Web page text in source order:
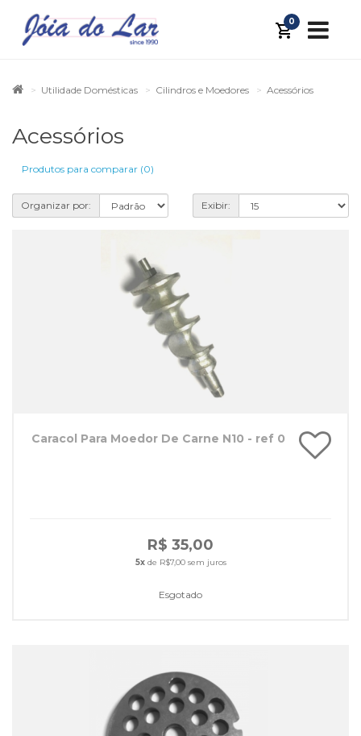
0
Utilidade Domésticas Cilindros e Moedores Acessórios
Acessórios
Produtos para comparar (0)
Organizar por: Exibir:
Caracol Para Moedor De Carne N10 - ref 0
R$ 35,00
5xde R$7,00 sem juros
Esgotado